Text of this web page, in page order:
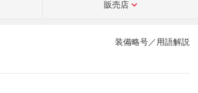
販売店
装備略号／用語解説